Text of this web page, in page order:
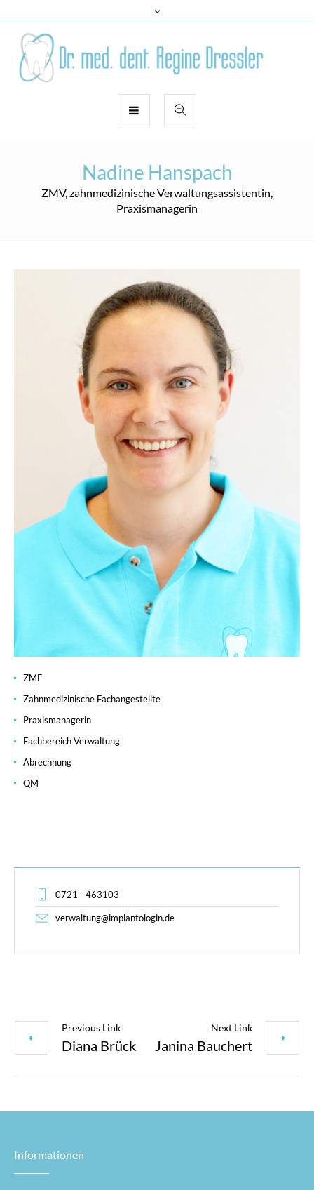
Nadine Hanspach
ZMV, zahnmedizinische Verwaltungsassistentin,
Praxismanagerin
ZMF
Zahnmedizinische Fachangestellte
Praxismanagerin
Fachbereich Verwaltung
Abrechnung
QM
0721 - 463103
verwaltung@implantologin.de
Previous Link
Diana Brück
Next Link
Janina Bauchert
Informationen